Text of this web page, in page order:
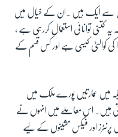
میں سے ایک ہیں ۔ان کے خیال میں
کتنی توانائی استعمال کررہی ہے ،
کی کوالٹی کیسی ہے اور کس قسم کے
میں عمارتیں پورے ملک میں
ہیں۔ اس معاملے میں انہوں نے
پرنٹرز اور فیکس مشینوں کے لیے